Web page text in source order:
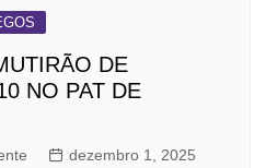
DE
NO PAT DE
dezembro 1, 2025